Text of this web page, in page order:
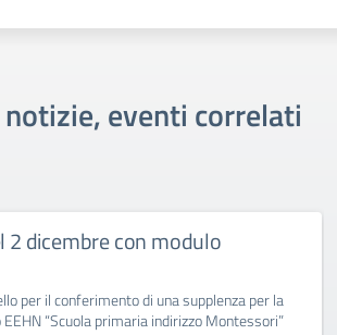
eventi correlati
2 dicembre con modulo
per il conferimento di una supplenza per la
“Scuola primaria indirizzo Montessori”